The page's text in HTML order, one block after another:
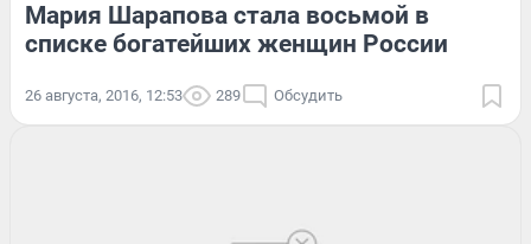
Мария Шарапова стала восьмой в
списке богатейших женщин России
26 августа, 2016, 12:53 289 Обсудить